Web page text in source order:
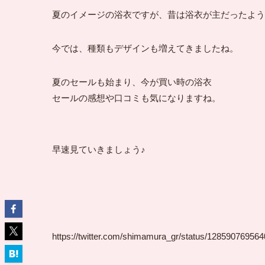
夏のイメージの浴衣ですが、昔は浴衣が主だったよ
今では、種類もデザインも増えてきましたね。
夏のセールも始まり、今が買い時の浴衣
セールの感想や口コミも気になりますね。
早速見ていきましょう♪
https://twitter.com/shimamura_gr/status/